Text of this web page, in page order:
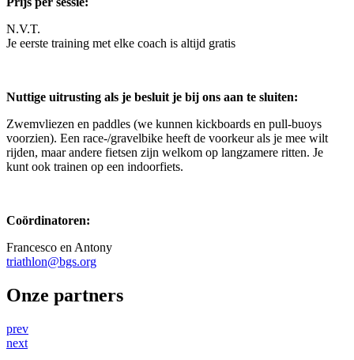
N.V.T.
Je eerste training met elke coach is altijd gratis
Nuttige uitrusting als je besluit je bij ons aan te sluiten:
Zwemvliezen en paddles (we kunnen kickboards en pull-buoys
voorzien). Een race-/gravelbike heeft de voorkeur als je mee wilt
rijden, maar andere fietsen zijn welkom op langzamere ritten. Je
kunt ook trainen op een indoorfiets.
Coördinatoren:
Francesco en Antony
triathlon@bgs.org
Onze partners
prev
next